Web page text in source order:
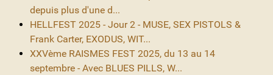
depuis plus d'une d...
HELLFEST 2025 - Jour 2 - MUSE, SEX PISTOLS &
Frank Carter, EXODUS, WIT...
XXVème RAISMES FEST 2025, du 13 au 14
septembre - Avec BLUES PILLS, W...